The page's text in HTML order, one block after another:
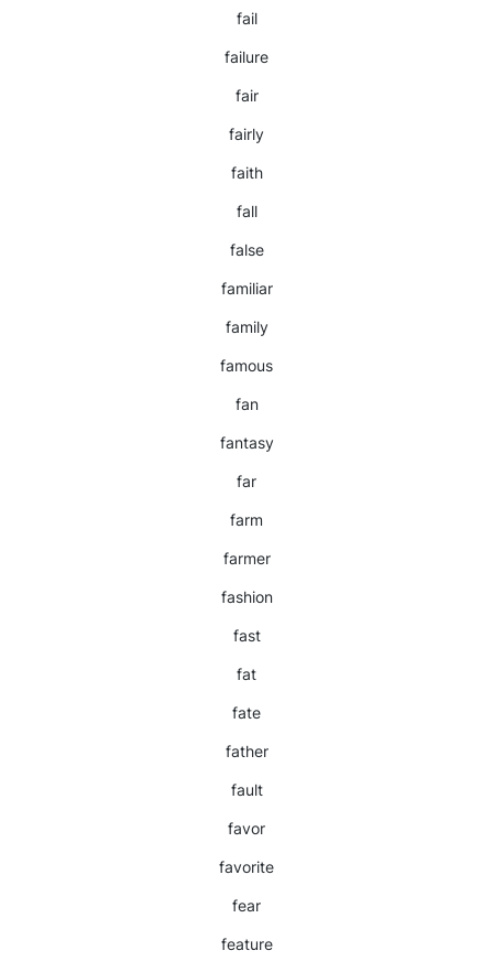
fail
failure
fair
fairly
faith
fall
false
familiar
family
famous
fan
fantasy
far
farm
farmer
fashion
fast
fat
fate
father
fault
favor
favorite
fear
feature